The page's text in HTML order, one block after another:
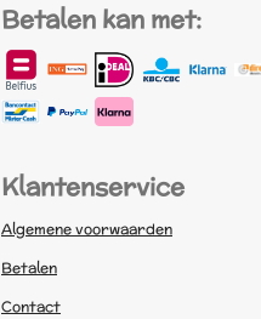
Betalen kan met:
Klantenservice
Algemene voorwaarden
Betalen
Contact